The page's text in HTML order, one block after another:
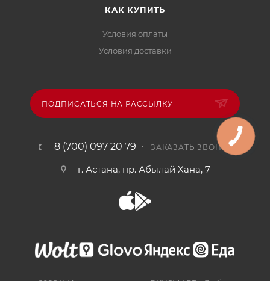
КАК КУПИТЬ
Условия оплаты
Условия доставки
ПОДПИСАТЬСЯ НА РАССЫЛКУ
8 (700) 097 20 79 ЗАКАЗАТЬ ЗВОНОК
г. Астана, пр. Абылай Хана, 7